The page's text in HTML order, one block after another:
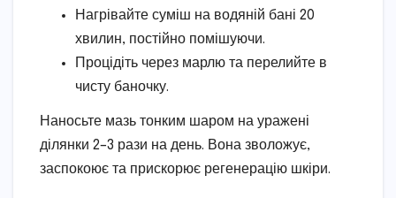
Нагрівайте суміш на водяній бані 20
хвилин, постійно помішуючи.
Процідіть через марлю та перелийте в
чисту баночку.
Наносьте мазь тонким шаром на уражені
ділянки 2–3 рази на день. Вона зволожує,
заспокоює та прискорює регенерацію шкіри.